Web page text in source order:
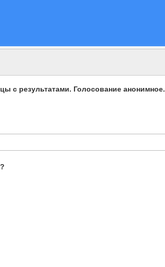
с результатами. Голосование анонимное.